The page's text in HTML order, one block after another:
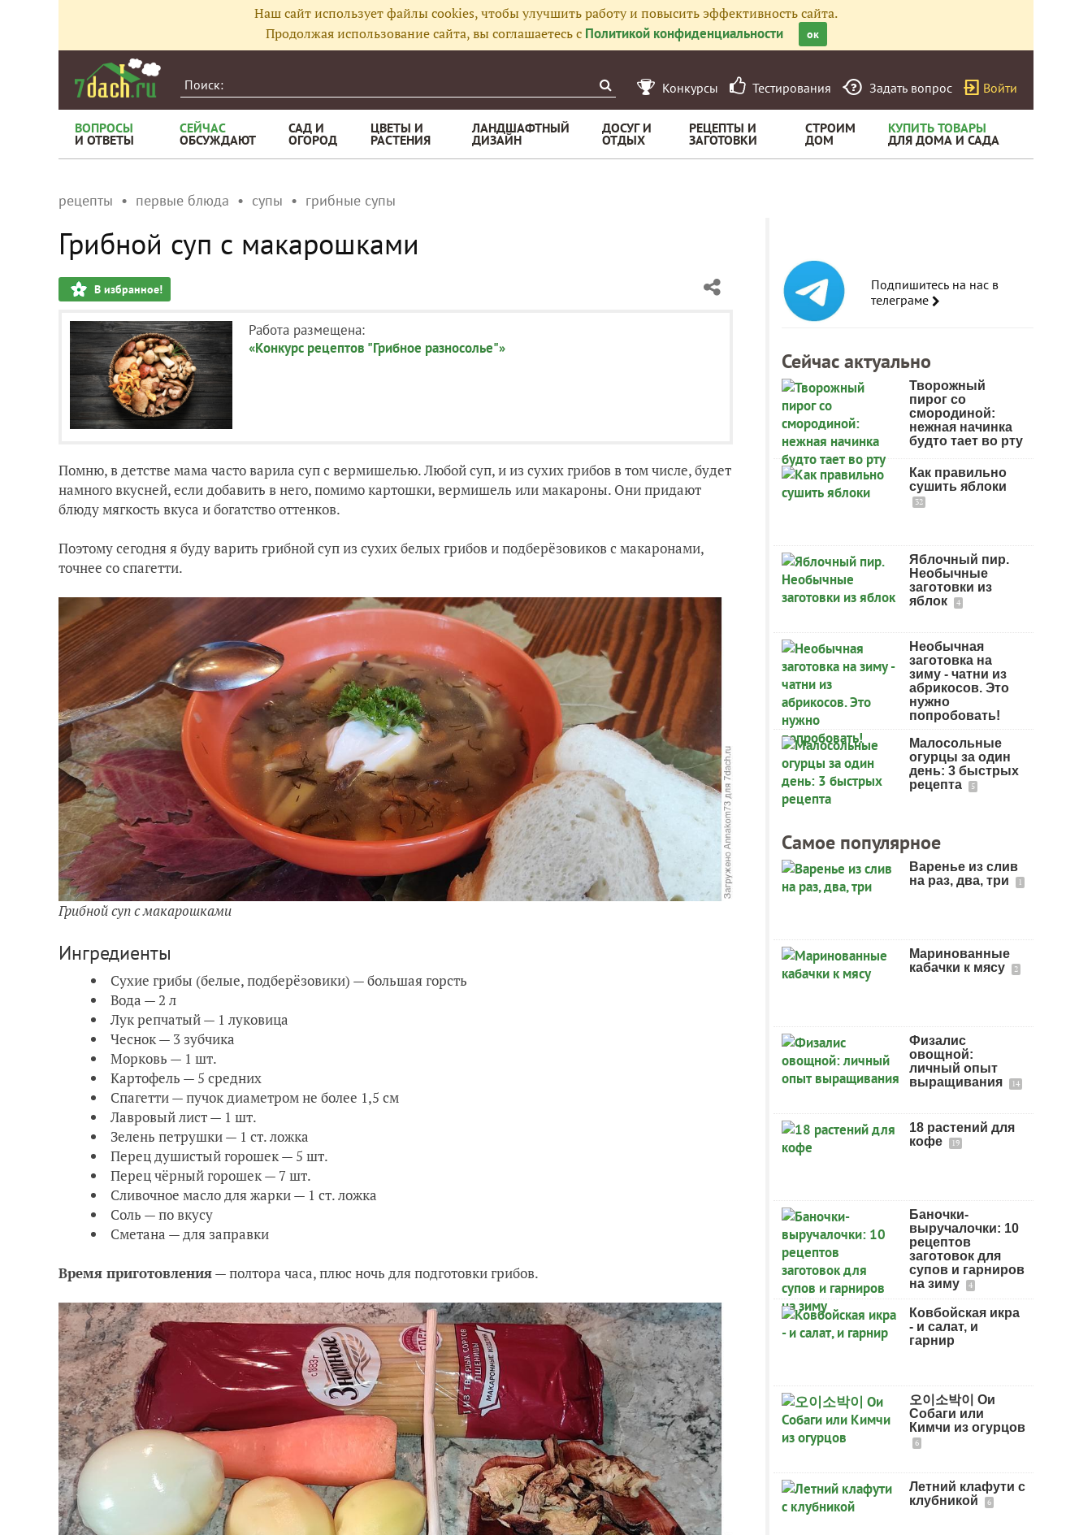
Наш сайт использует файлы cookies, чтобы улучшить работу и повысить эффективность сайта.
Продолжая использование сайта, вы соглашаетесь с Политикой конфиденциальности ок
Конкурсы Тестирования Задать вопрос Войти
ВОПРОСЫ
И ОТВЕТЫ
СЕЙЧАС
ОБСУЖДАЮТ
САД И
ОГОРОД
ЦВЕТЫ И
РАСТЕНИЯ
ЛАНДШАФТНЫЙ
ДИЗАЙН
ДОСУГ И
ОТДЫХ
РЕЦЕПТЫ И
ЗАГОТОВКИ
СТРОИМ
ДОМ
КУПИТЬ ТОВАРЫ
ДЛЯ ДОМА И САДА
рецепты первые блюда супы грибные супы
Грибной суп с макарошками
В избранное!
Работа размещена:
«Конкурс рецептов "Грибное разносолье"»
Помню, в детстве мама часто варила суп с вермишелью. Любой суп, и из сухих грибов в том числе, будет
намного вкусней, если добавить в него, помимо картошки, вермишель или макароны. Они придают
блюду мягкость вкуса и богатство оттенков.
Поэтому сегодня я буду варить грибной суп из сухих белых грибов и подберёзовиков с макаронами,
точнее со спагетти.
Грибной суп с макарошками
Ингредиенты
Сухие грибы (белые, подберёзовики) — большая горсть
Вода — 2 л
Лук репчатый — 1 луковица
Чеснок — 3 зубчика
Морковь — 1 шт.
Картофель — 5 средних
Спагетти — пучок диаметром не более 1,5 см
Лавровый лист — 1 шт.
Зелень петрушки — 1 ст. ложка
Перец душистый горошек — 5 шт.
Перец чёрный горошек — 7 шт.
Сливочное масло для жарки — 1 ст. ложка
Соль — по вкусу
Сметана — для заправки
Время приготовления— полтора часа, плюс ночь для подготовки грибов.
Подпишитесь на нас в
телеграме
Сейчас актуально
Творожный
пирог со
смородиной:
нежная начинка
будто тает во рту
Как правильно
сушить яблоки
32
Яблочный пир.
Необычные
заготовки из
яблок
4
Необычная
заготовка на
зиму - чатни из
абрикосов. Это
нужно
попробовать!
Малосольные
огурцы за один
день: 3 быстрых
рецепта
5
Самое популярное
Варенье из слив
на раз, два, три
1
Маринованные
кабачки к мясу
2
Физалис
овощной:
личный опыт
выращивания
14
18 растений для
кофе
19
Баночки-
выручалочки: 10
рецептов
заготовок для
супов и гарниров
на зиму
4
Ковбойская икра
- и салат, и
гарнир
오이소박이 Ои
Собаги или
Кимчи из огурцов
6
Летний клафути с
клубникой
6